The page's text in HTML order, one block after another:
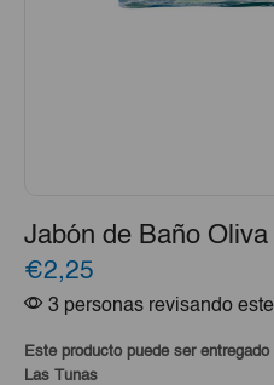
Jabón de Baño
€2,25
3 personas revisando
Este producto puede ser
Las Tunas